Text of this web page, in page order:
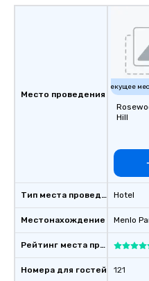
Место проведения
Тип места проведения
Местонахождение
Рейтинг места проведения
Номера для гостей
Текущее
Hill
Hotel
Menlo
121